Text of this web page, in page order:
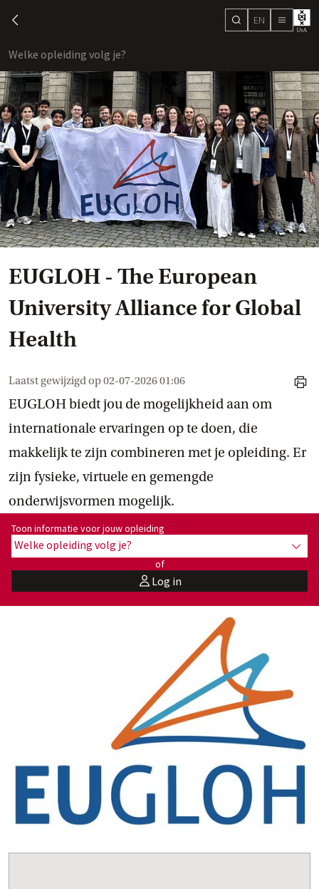
chevron-left search
EN menu
Welke opleiding volg je?
EUGLOH - The European
University Alliance for Global
Health
Laatst gewijzigd op02-07-2026 01:06
print
EUGLOH biedt jou de mogelijkheid aan om
internationale ervaringen op te doen, die
makkelijk te zijn combineren met je opleiding. Er
zijn fysieke, virtuele en gemengde
onderwijsvormen mogelijk.
Toon informatie voor opleiding:
Toon informatie voor jouw opleiding
Welke opleiding volg je? toon
of
userLog in